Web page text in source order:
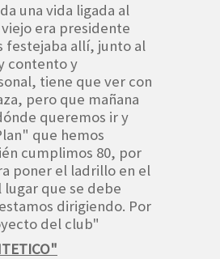
una vida ligada al
era presidente
festejaba allí, junto al
contento y
tiene que ver con
pero que mañana
queremos ir y
que hemos
cumplimos 80, por
poner el ladrillo en el
que se debe
dirigiendo. Por
del club"